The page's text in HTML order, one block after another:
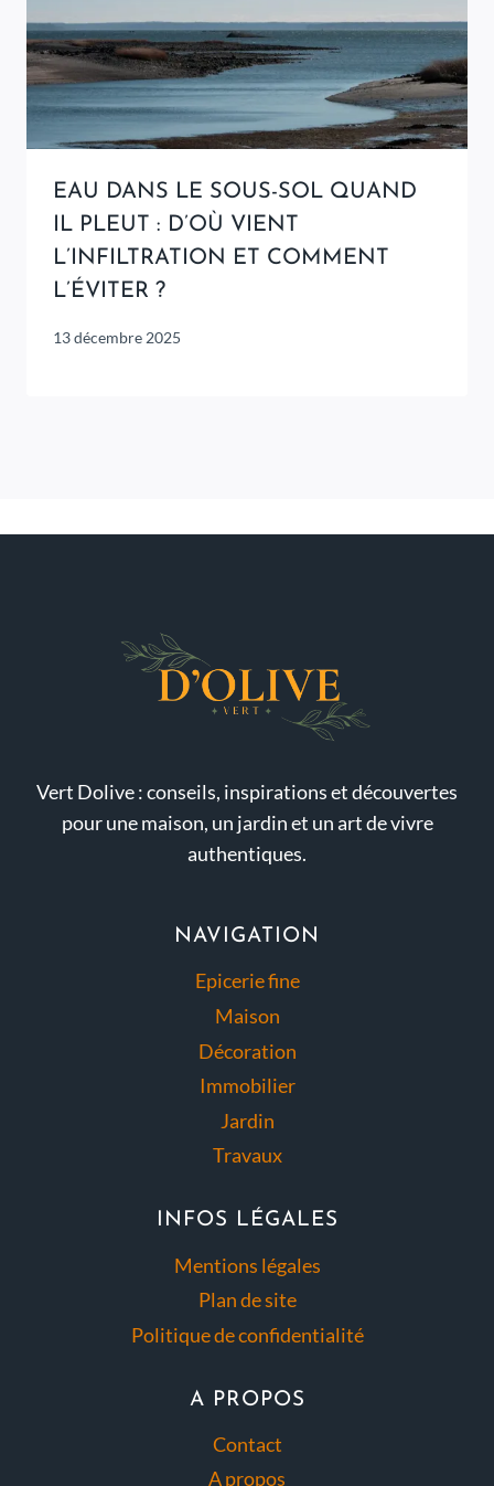
EAU DANS LE SOUS-SOL QUAND
IL PLEUT : D’OÙ VIENT
L’INFILTRATION ET COMMENT
L’ÉVITER ?
13 décembre 2025
Vert Dolive : conseils, inspirations et découvertes
pour une maison, un jardin et un art de vivre
authentiques.
NAVIGATION
Epicerie fine
Maison
Décoration
Immobilier
Jardin
Travaux
INFOS LÉGALES
Mentions légales
Plan de site
Politique de confidentialité
A PROPOS
Contact
A propos